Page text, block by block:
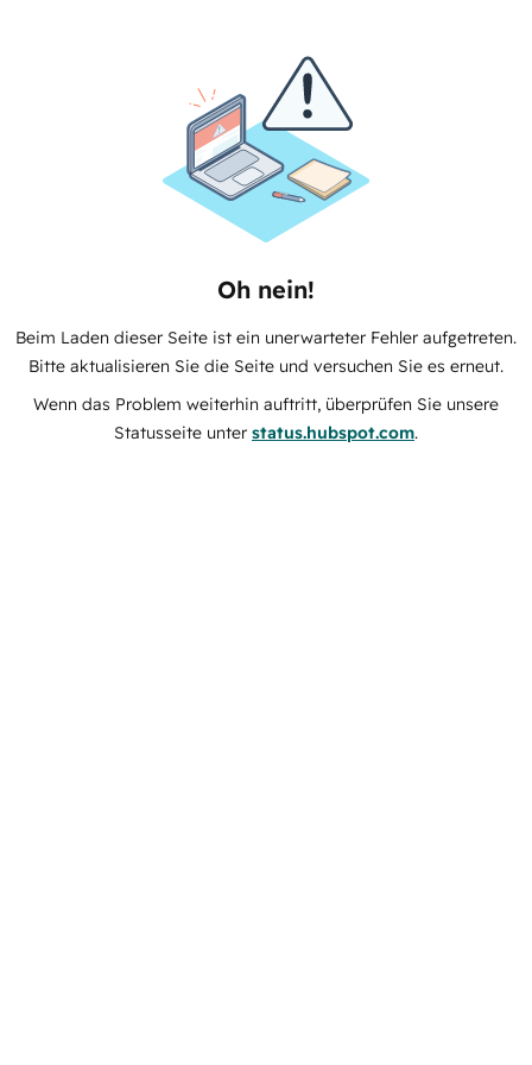
Oh nein!
Beim Laden dieser Seite ist ein unerwarteter Fehler aufgetreten.
Bitte aktualisieren Sie die Seite und versuchen Sie es erneut.
Wenn das Problem weiterhin auftritt, überprüfen Sie unsere
Statusseite unter status.hubspot.com.